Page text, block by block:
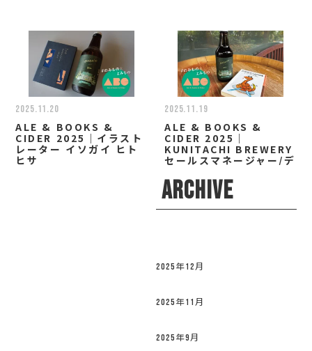
2025.11.20
ALE & BOOKS &
CIDER 2025｜イラスト
レーター イソガイ ヒト
ヒサ
2025.11.19
ALE & BOOKS &
CIDER 2025｜
KUNITACHI BREWERY
セールスマネージャー/デ
ARCHIVE
2025年12月
2025年11月
2025年9月